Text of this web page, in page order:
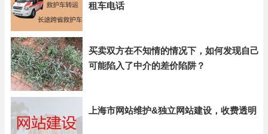
租车电话
买卖双方在不知情的情况下，如何发现自己
可能陷入了中介的差价陷阱？
上海市网站维护&独立网站建设，收费透明